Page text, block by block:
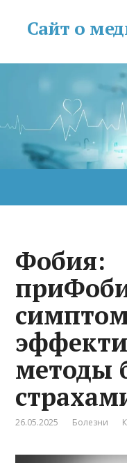
Сайт о
Фобия:
методы
26.05.2025 Болезни